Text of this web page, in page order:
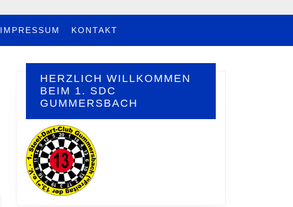
IMPRESSUM KONTAKT
HERZLICH WILLKOMMEN
BEIM 1. SDC
GUMMERSBACH